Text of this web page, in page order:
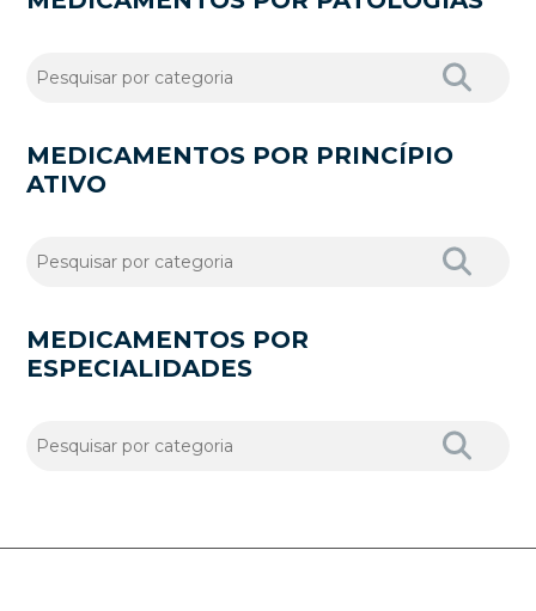
MEDICAMENTOS POR PRINCÍPIO
ATIVO
MEDICAMENTOS POR
ESPECIALIDADES